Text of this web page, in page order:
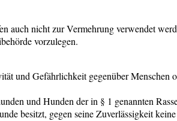
auch nicht zur Vermehrung verwendet
vorzulegen.
und Gefährlichkeit gegenüber Menschen
und Hunden der in § 1 genannten
besitzt, gegen seine Zuverlässigkeit